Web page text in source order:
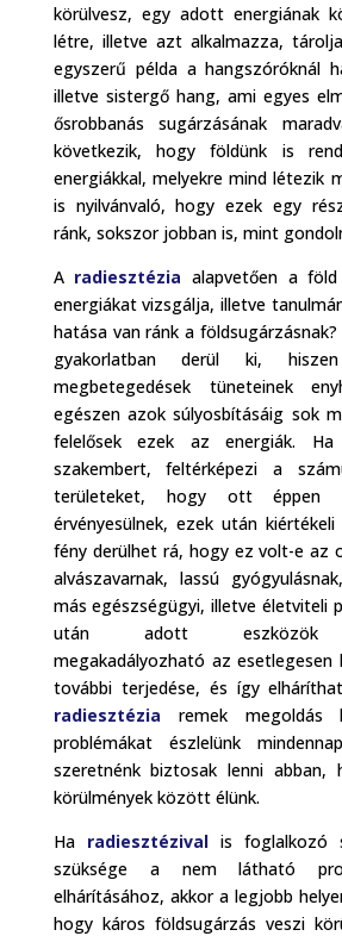
körülvesz, egy adott energiának
létre, illetve azt alkalmazza,
egyszerű példa a hangszóróknál
illetve sistergő hang, ami egyes
ősrobbanás sugárzásának
következik, hogy földünk is
energiákkal, melyekre mind létezik
is nyilvánvaló, hogy ezek egy
ránk, sokszor jobban is, mint
A radiesztézia alapvetően a
energiákat vizsgálja, illetve
hatása van ránk a
gyakorlatban derül ki,
megbetegedések tüneteinek
egészen azok súlyosbításáig sok
felelősek ezek az energiák.
szakembert, feltérképezi a
területeket, hogy ott éppen
érvényesülnek, ezek után
fény derülhet rá, hogy ez volt-e az
alvászavarnak, lassú
más egészségügyi, illetve életviteli
után adott eszközök
megakadályozható az esetlegesen
további terjedése, és így
radiesztézia remek megoldás
problémákat észlelünk
szeretnénk biztosak lenni abban,
körülmények között élünk.
Ha radiesztézivalis foglalkozó
szüksége a nem látható
elhárításához, akkor a legjobb
hogy káros földsugárzás veszi